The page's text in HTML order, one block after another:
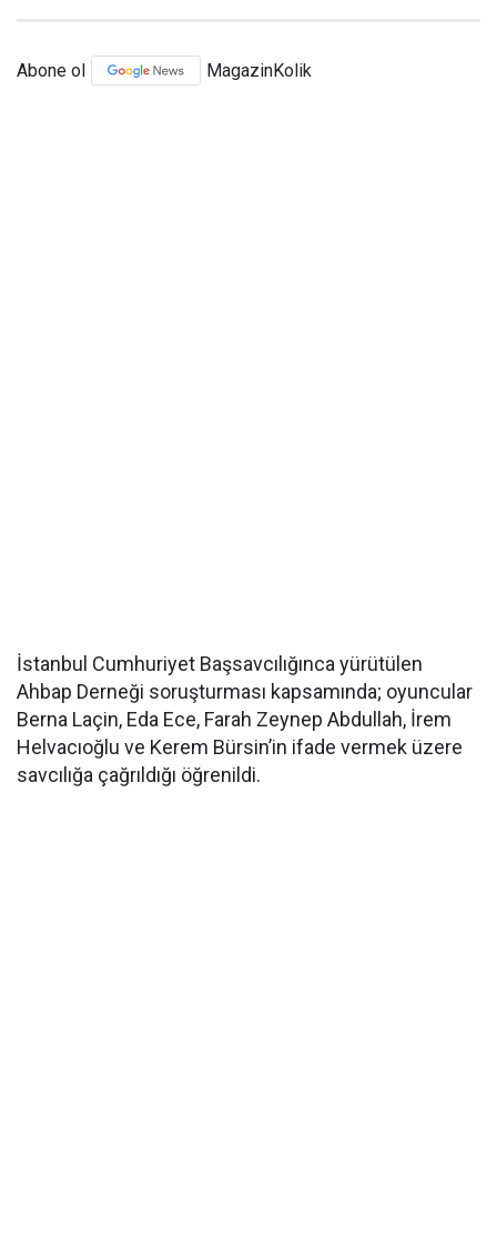
Abone ol MagazinKolik
İstanbul Cumhuriyet Başsavcılığınca yürütülen
Ahbap Derneği soruşturması kapsamında; oyuncular
Berna Laçin, Eda Ece, Farah Zeynep Abdullah, İrem
Helvacıoğlu ve Kerem Bürsin’in ifade vermek üzere
savcılığa çağrıldığı öğrenildi.